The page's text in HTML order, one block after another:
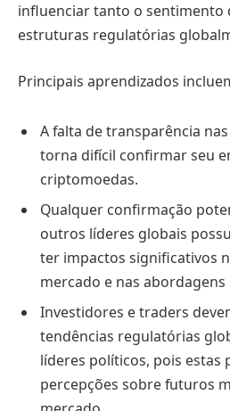
influenciar tanto o sentimento
estruturas regulatórias
Principais aprendizados
A falta de transparência
torna difícil confirmar seu
criptomoedas.
Qualquer confirmação
outros líderes globais
ter impactos significativos
mercado e nas
Investidores e traders
tendências regulatórias
líderes políticos, pois estas
percepções sobre futuros